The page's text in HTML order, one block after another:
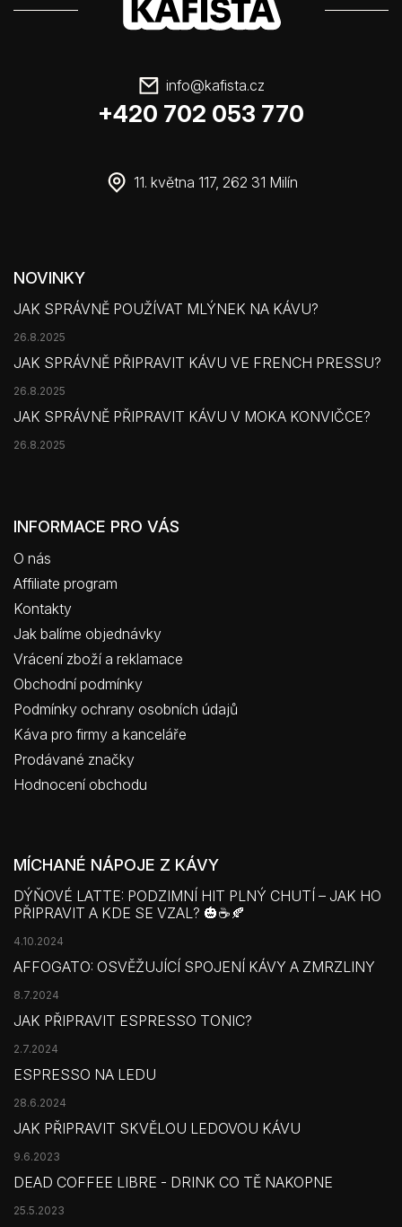
info@kafista.cz
+420 702 053 770
11. května 117, 262 31 Milín
NOVINKY
JAK SPRÁVNĚ POUŽÍVAT MLÝNEK NA KÁVU?
26.8.2025
JAK SPRÁVNĚ PŘIPRAVIT KÁVU VE FRENCH PRESSU?
26.8.2025
JAK SPRÁVNĚ PŘIPRAVIT KÁVU V MOKA KONVIČCE?
26.8.2025
INFORMACE PRO VÁS
O nás
Affiliate program
Kontakty
Jak balíme objednávky
Vrácení zboží a reklamace
Obchodní podmínky
Podmínky ochrany osobních údajů
Káva pro firmy a kanceláře
Prodávané značky
Hodnocení obchodu
MÍCHANÉ NÁPOJE Z KÁVY
DÝŇOVÉ LATTE: PODZIMNÍ HIT PLNÝ CHUTÍ – JAK HO
PŘIPRAVIT A KDE SE VZAL? 🎃☕🍂
4.10.2024
AFFOGATO: OSVĚŽUJÍCÍ SPOJENÍ KÁVY A ZMRZLINY
8.7.2024
JAK PŘIPRAVIT ESPRESSO TONIC?
2.7.2024
ESPRESSO NA LEDU
28.6.2024
JAK PŘIPRAVIT SKVĚLOU LEDOVOU KÁVU
9.6.2023
DEAD COFFEE LIBRE - DRINK CO TĚ NAKOPNE
25.5.2023